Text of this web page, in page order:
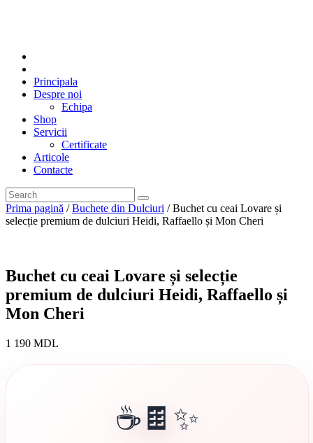
Principala
Despre noi
Echipa
Shop
Servicii
Certificate
Articole
Contacte
Prima pagină /Buchete din Dulciuri / Buchet cu ceai Lovare și
selecție premium de dulciuri Heidi, Raffaello și Mon Cheri
Buchet cu ceai Lovare și selecție
premium de dulciuri Heidi, Raffaello și
Mon Cheri
1 190 MDL
☕🍫✨